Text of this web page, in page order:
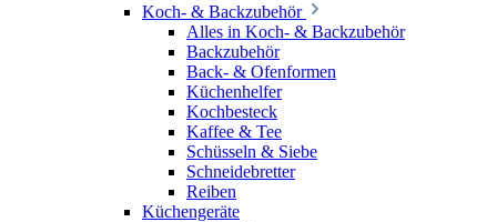
Koch- & Backzubehör
Alles in Koch- & Backzubehör
Backzubehör
Back- & Ofenformen
Küchenhelfer
Kochbesteck
Kaffee & Tee
Schüsseln & Siebe
Schneidebretter
Reiben
Küchengeräte